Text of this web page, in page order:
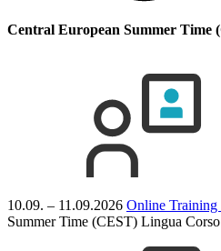
Central European Summer
10.09. – 11.09.2026 Online Training
Summer Time (CEST) Lingua